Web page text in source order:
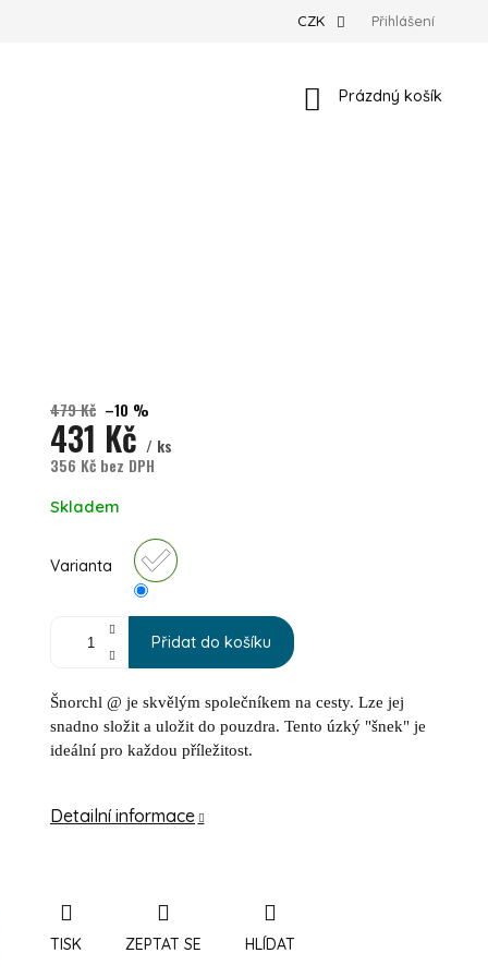
CZK Přihlášení
Nákupní košík
Prázdný košík
479 Kč –10 %
431 Kč / ks
356 Kč bez DPH
Měrná cena:
Skladem
Varianta
Přidat do košíku
Šnorchl @ je skvělým společníkem na cesty. Lze jej
snadno složit a uložit do pouzdra. Tento úzký "šnek" je
ideální pro každou příležitost.
Detailní informace
TISK ZEPTAT SE HLÍDAT